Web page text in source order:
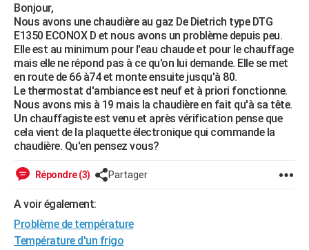
Essais
Réserver un essai
Citadines
Berlines
SUV
Forum auto
+HIGH-TECH
Mobiles
Meilleur smartphone
Internet
Ordinateurs
Jeux vidéo
Guide high-tech
+BRICOLAGE
Forum
Aménagement intérieur
Extérieur
Cuisine
Salle de bains
Jardinage
Rangement
WEEK-END
Guides de France
Escapades
Patrimoine
Expositions
Musées
Week-end nature
+LIFESTYLE
Art de vivre
Bien-être
Loisirs
Mode
Modes de vie
SANTE
Destinations
City break
Voyage nature
Voyage de noces
Forum
Climat
BONS PLANS
Bonjour,
Nous avons une chaudière au gaz De Dietrich type DTG
E1350 ECONOX D et nous avons un problème depuis peu.
Elle est au minimum pour l'eau chaude et pour le chauffage
mais elle ne répond pas à ce qu'on lui demande. Elle se met
en route de 66 à74 et monte ensuite jusqu'à 80.
Le thermostat d'ambiance est neuf et à priori fonctionne.
Nous avons mis à 19 mais la chaudière en fait qu'à sa tête.
Un chauffagiste est venu et après vérification pense que
cela vient de la plaquette électronique qui commande la
chaudière. Qu'en pensez vous?
Répondre (3) Partager
A voir également:
Problème de température
Température d'un frigo